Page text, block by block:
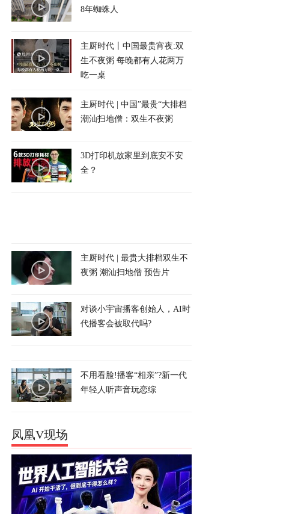
8年蜘蛛人
主厨时代丨中国最贵宵夜:双
生不夜粥 每晚都有人花两万
吃一桌
主厨时代 | 中国”最贵“大排档
潮汕扫地僧：双生不夜粥
3D打印机放家里到底安不安
全？
主厨时代 | 最贵大排档双生不
夜粥 潮汕扫地僧 预告片
对谈小宇宙播客创始人，AI时
代播客会被取代吗?
不用看脸!播客“相亲”?新一代
年轻人听声音玩恋综
凤凰V现场